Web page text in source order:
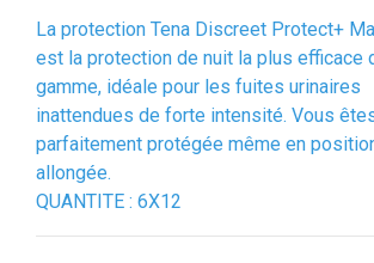
La protection Tena Discreet Protect+
est la protection de nuit la plus efficace
gamme, idéale pour les fuites urinaires
inattendues de forte intensité. Vous
parfaitement protégée même en
allongée.
QUANTITE : 6X12